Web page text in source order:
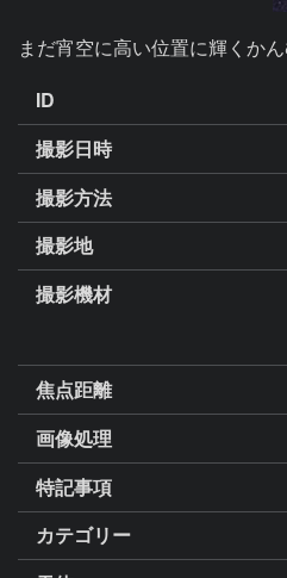
まだ宵空に高い位置に輝くか
ID
撮影日時
撮影方法
撮影地
撮影機材
焦点距離
画像処理
特記事項
カテゴリー